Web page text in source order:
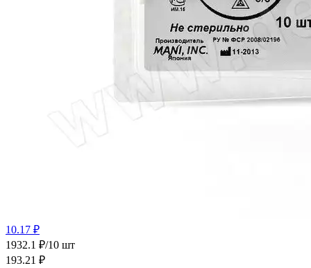
10.17 ₽
1932.1 ₽/10 шт
193.21 ₽